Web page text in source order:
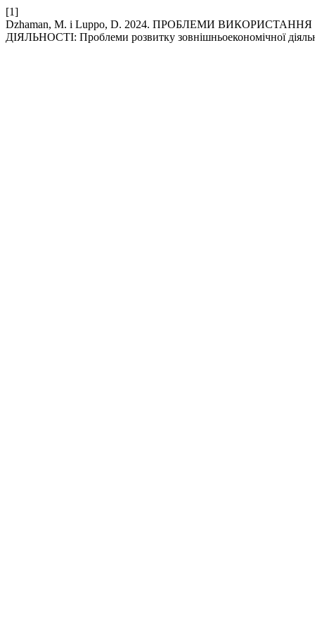
[1]
Dzhaman, M. і Luppo, D. 2024. ПРОБЛЕМИ
ДІЯЛЬНОСТІ: Проблеми розвитку зовнішньоекономічної